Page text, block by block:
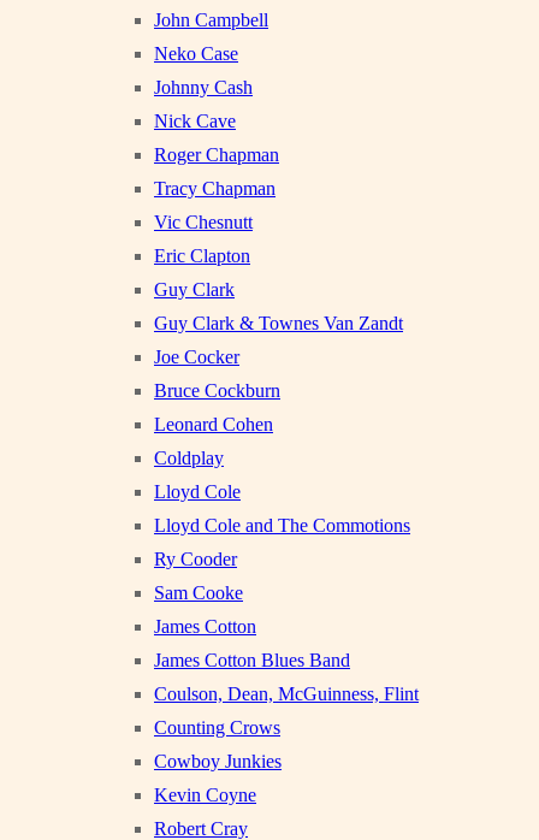
John Campbell
Neko Case
Johnny Cash
Nick Cave
Roger Chapman
Tracy Chapman
Vic Chesnutt
Eric Clapton
Guy Clark
Guy Clark & Townes Van Zandt
Joe Cocker
Bruce Cockburn
Leonard Cohen
Coldplay
Lloyd Cole
Lloyd Cole and The Commotions
Ry Cooder
Sam Cooke
James Cotton
James Cotton Blues Band
Coulson, Dean, McGuinness, Flint
Counting Crows
Cowboy Junkies
Kevin Coyne
Robert Cray